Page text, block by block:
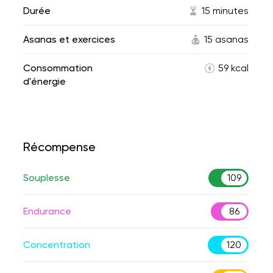
Durée 15 minutes
Asanas et exercices 15 asanas
Consommation
d'énergie
59 kcal
Récompense
Souplesse 109
Endurance 86
Concentration 120